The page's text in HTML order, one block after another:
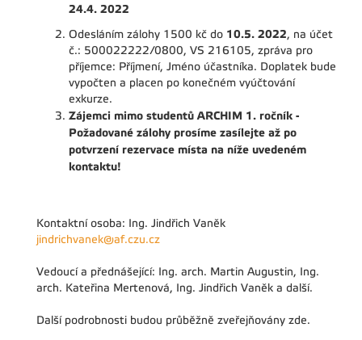
24.4. 2022
Odesláním zálohy 1500 kč do 10.5. 2022, na účet
č.: 500022222/0800, VS 216105, zpráva pro
příjemce: Příjmení, Jméno účastníka. Doplatek bude
vypočten a placen po konečném vyúčtování
exkurze.
Zájemci mimo studentů ARCHIM 1. ročník -
Požadované zálohy prosíme zasílejte až po
potvrzení rezervace místa na níže uvedeném
kontaktu!
Kontaktní osoba: Ing. Jindřich Vaněk
jindrichvanek@af.czu.cz
Vedoucí a přednášející: Ing. arch. Martin Augustin, Ing.
arch. Kateřina Mertenová, Ing. Jindřich Vaněk a další.
Další podrobnosti budou průběžně zveřejňovány zde.